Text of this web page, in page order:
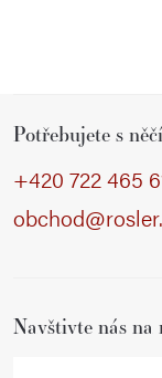
Potřebujete s
+420 722 465
Navštivte nás na